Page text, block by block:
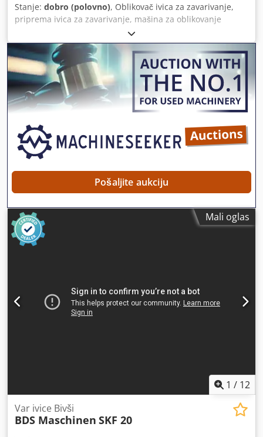
Stanje: dobro (polovno), Oblikovač ivica za zavarivanje,
priprema ivica za zavarivanje, mašina za oblikovanje
zavarivačkih ivica, uređaj za glodanje ivica, mobilna
glodalica Dksdpsx Ea Aysfx Ap Hsr -Proizvođač: BDS,
oblikovač ivica za zavarivanje/glodalica za ivice sa
dodatnom opremom -Tip: SKF 20 -Snaga: 1,1 kW -Dodatna
oprema: pogledati fotografije -Dimenzije kutije:
460/355/H355 mm -Ukupna masa: 33,2 kg
Pošaljite aukciju
Mali oglas
1 / 12
Var ivice Bivši
BDS Maschinen SKF 20